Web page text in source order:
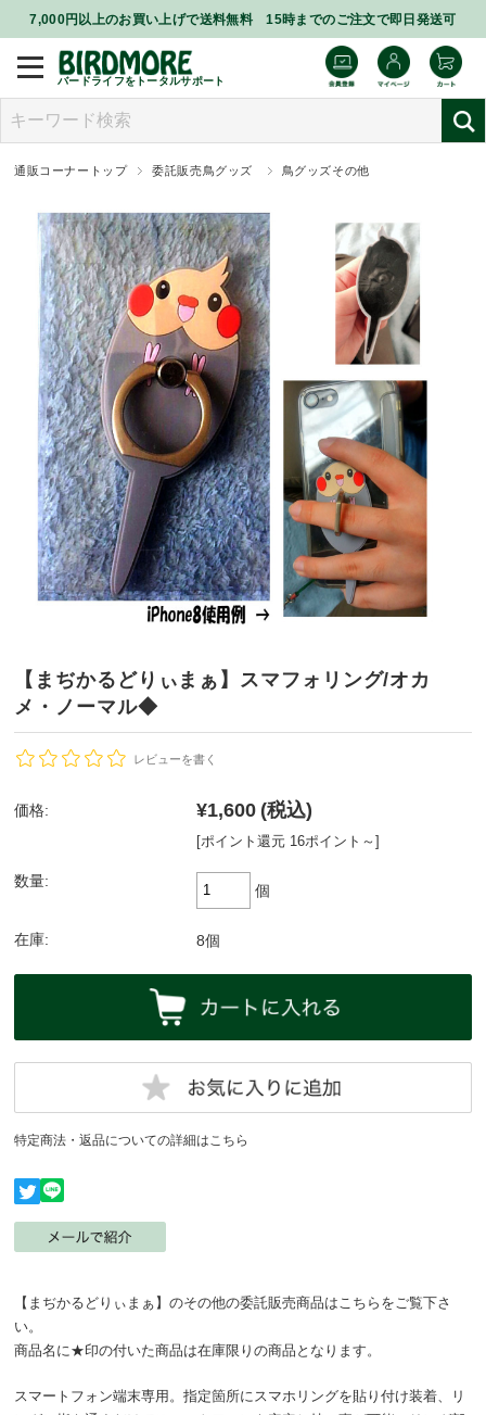
7,000円以上のお買い上げで送料無料 15時までのご注文で即日発送可
バードライフをトータルサポート
通販コーナートップ 委託販売鳥グッズ 鳥グッズその他
【まぢかるどりぃまぁ】スマフォリング/オカ
メ・ノーマル◆
レビューを書く
価格: ¥1,600 (税込)
[ポイント還元 16ポイント～]
数量:
個
在庫: 8個
特定商法・返品についての詳細はこちら
【まぢかるどりぃまぁ】のその他の委託販売商品はこちらをご覧下さ
い。
商品名に★印の付いた商品は在庫限りの商品となります。
スマートフォン端末専用。指定箇所にスマホリングを貼り付け装着、リ